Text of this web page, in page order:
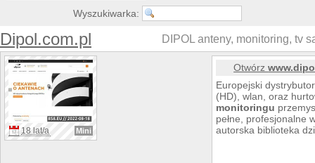
Wyszukiwarka:
Dipol.com.pl DIPOL anteny, monitoring, tv
18 lat/a Mini
Otwórz
Europejski
(HD), wlan, oraz
monitoringu
pełne, profesjonalne
autorska biblioteka